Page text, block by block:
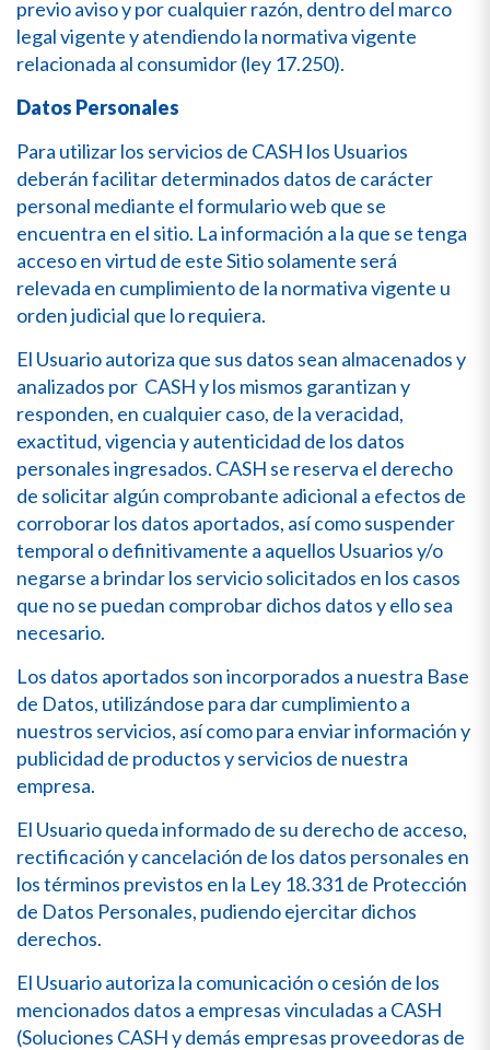
previo aviso y por cualquier razón, dentro del marco
legal vigente y atendiendo la normativa vigente
relacionada al consumidor (ley 17.250).
Datos Personales
Para utilizar los servicios de CASH los Usuarios
deberán facilitar determinados datos de carácter
personal mediante el formulario web que se
encuentra en el sitio. La información a la que se tenga
acceso en virtud de este Sitio solamente será
relevada en cumplimiento de la normativa vigente u
orden judicial que lo requiera.
El Usuario autoriza que sus datos sean almacenados y
analizados por CASH y los mismos garantizan y
responden, en cualquier caso, de la veracidad,
exactitud, vigencia y autenticidad de los datos
personales ingresados. CASH se reserva el derecho
de solicitar algún comprobante adicional a efectos de
corroborar los datos aportados, así como suspender
temporal o definitivamente a aquellos Usuarios y/o
negarse a brindar los servicio solicitados en los casos
que no se puedan comprobar dichos datos y ello sea
necesario.
Los datos aportados son incorporados a nuestra Base
de Datos, utilizándose para dar cumplimiento a
nuestros servicios, así como para enviar información y
publicidad de productos y servicios de nuestra
empresa.
El Usuario queda informado de su derecho de acceso,
rectificación y cancelación de los datos personales en
los términos previstos en la Ley 18.331 de Protección
de Datos Personales, pudiendo ejercitar dichos
derechos.
El Usuario autoriza la comunicación o cesión de los
mencionados datos a empresas vinculadas a CASH
(Soluciones CASH y demás empresas proveedoras de